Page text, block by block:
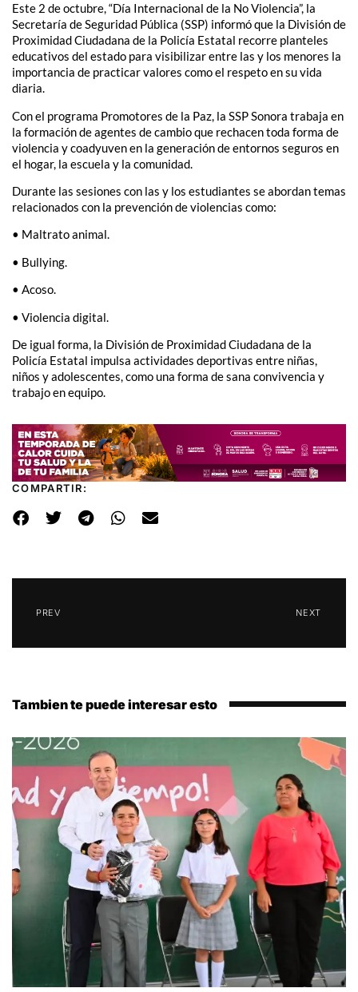
Este 2 de octubre, “Día Internacional de la No Violencia”, la
Secretaría de Seguridad Pública (SSP) informó que la División de
Proximidad Ciudadana de la Policía Estatal recorre planteles
educativos del estado para visibilizar entre las y los menores la
importancia de practicar valores como el respeto en su vida
diaria.
Con el programa Promotores de la Paz, la SSP Sonora trabaja en
la formación de agentes de cambio que rechacen toda forma de
violencia y coadyuven en la generación de entornos seguros en
el hogar, la escuela y la comunidad.
Durante las sesiones con las y los estudiantes se abordan temas
relacionados con la prevención de violencias como:
• Maltrato animal.
• Bullying.
• Acoso.
• Violencia digital.
De igual forma, la División de Proximidad Ciudadana de la
Policía Estatal impulsa actividades deportivas entre niñas,
niños y adolescentes, como una forma de sana convivencia y
trabajo en equipo.
COMPARTIR:
PREV NEXT
Tambien te puede interesar esto